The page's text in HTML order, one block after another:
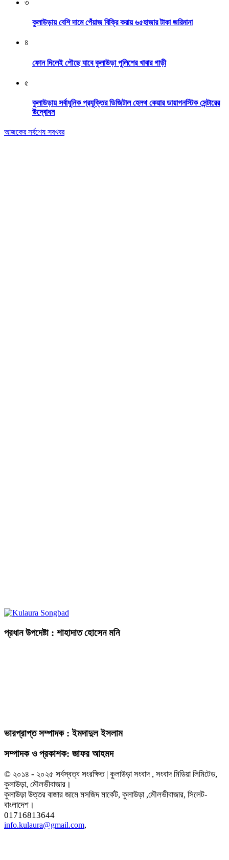
৩
কুলাউড়ায় বেশি দামে পেঁয়াজ বিক্রি করায় ৬৫হাজার টাকা জরিমানা
৪
ফোন দিলেই পৌছে যাবে কুলাউড়া পুলিশের খাবার গাড়ী
৫
কুলাউড়ায় সর্বাধুনিক প্রযুক্তির ডিজিটাল হেলথ কেয়ার ডায়াগনস্টিক সেন্টারের
উদ্বোধন
আজকের সর্বশেষ সবখবর
প্রধান উপদেষ্টা : শাহাদাত হোসেন মনি
ভারপ্রাপ্ত সম্পাদক : ইমদাদুল ইসলাম
সম্পাদক ও প্রকাশক: জাফর আহমদ
© ২০১৪ - ২০২৫ সর্বস্বত্ব সংরক্ষিত | কুলাউড়া সংবাদ , সংবাদ মিডিয়া লিমিটেড,
কুলাউড়া, মৌলভীবাজার।
কুলাউড়া উত্তর বাজার জামে মসজিদ মার্কেট, কুলাউড়া ,মৌলভীবাজার, সিলেট-
বাংলাদেশ।
01716813644
info.kulaura@gmail.com,